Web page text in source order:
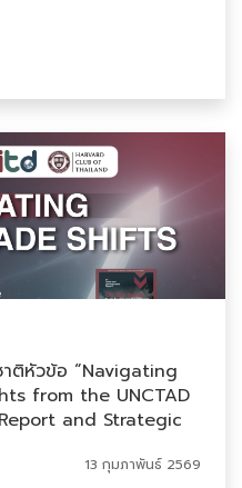
าติหัวข้อ “Navigating
from the UNCTAD
and Strategic
13 กุมภาพันธ์ 2569